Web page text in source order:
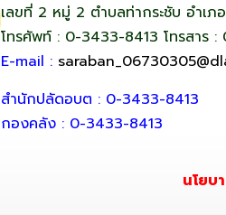
เลขที่ 2 หมู่ 2 ตำบลท่ากระชับ อำเ
โทรศัพท์ : 0-3433-8413 โทรสาร
E-mail :
สำนักปลัดอบต : 0-3433-8413
กองคลัง : 0-3433-8413
นโยบ